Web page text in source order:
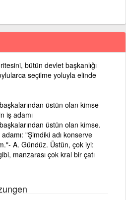
bütün devlet başkanlığı
seçilme yoluyla elinde
üstün olan kimse
iş adamı
üstün olan kimse.
"Şimdiki adı konserve
A. Gündüz. Üstün, çok iyi:
manzarası çok kral bir çatı